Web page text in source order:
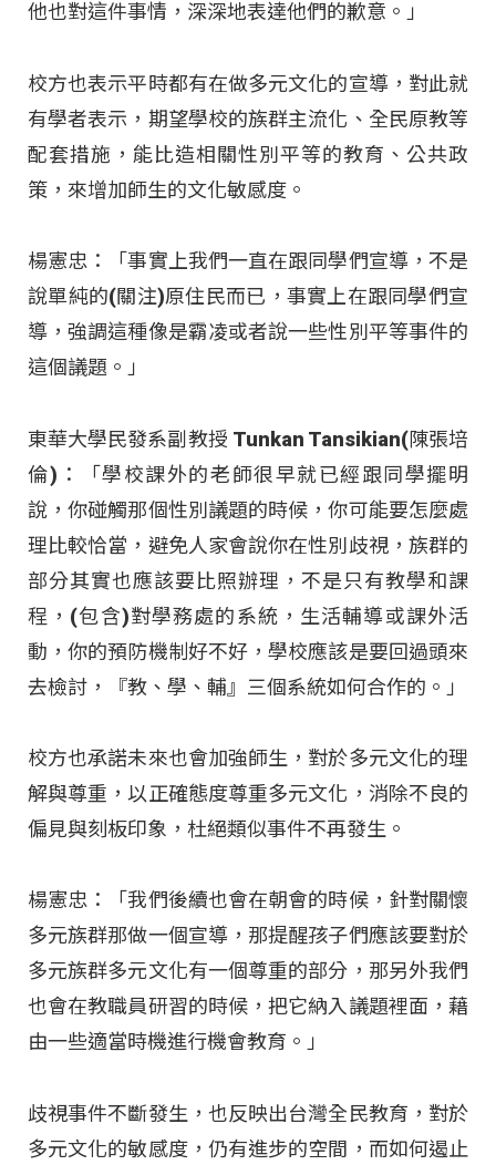
他也對這件事情，深深地表達他們的歉意。」
校方也表示平時都有在做多元文化的宣導，對此就
有學者表示，期望學校的族群主流化、全民原教等
配套措施，能比造相關性別平等的教育、公共政
策，來增加師生的文化敏感度。
楊憲忠：「事實上我們一直在跟同學們宣導，不是
說單純的(關注)原住民而已，事實上在跟同學們宣
導，強調這種像是霸凌或者說一些性別平等事件的
這個議題。」
東華大學民發系副教授 Tunkan Tansikian(陳張培
倫)：「學校課外的老師很早就已經跟同學擺明
說，你碰觸那個性別議題的時候，你可能要怎麼處
理比較恰當，避免人家會說你在性別歧視，族群的
部分其實也應該要比照辦理，不是只有教學和課
程，(包含)對學務處的系統，生活輔導或課外活
動，你的預防機制好不好，學校應該是要回過頭來
去檢討，『教、學、輔』三個系統如何合作的。」
校方也承諾未來也會加強師生，對於多元文化的理
解與尊重，以正確態度尊重多元文化，消除不良的
偏見與刻板印象，杜絕類似事件不再發生。
楊憲忠：「我們後續也會在朝會的時候，針對關懷
多元族群那做一個宣導，那提醒孩子們應該要對於
多元族群多元文化有一個尊重的部分，那另外我們
也會在教職員研習的時候，把它納入議題裡面，藉
由一些適當時機進行機會教育。」
歧視事件不斷發生，也反映出台灣全民教育，對於
多元文化的敏感度，仍有進步的空間，而如何遏止